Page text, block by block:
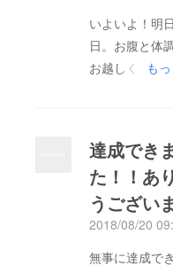
いよいよ！明
日。お腹と体
お越しくださ
ルを今週の月
別のアドレス
てあります。
できています
は連絡くだ
も
達成でき
た！！あ
うござい
2018/08/20
無事に達成で